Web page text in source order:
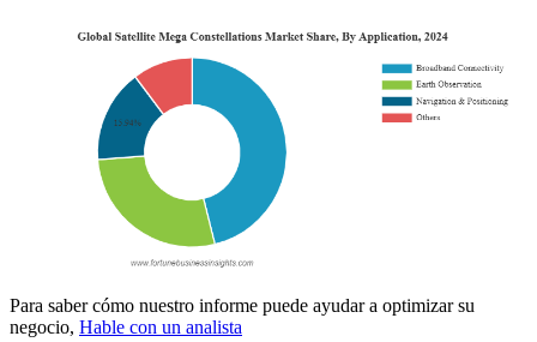
Para saber cómo nuestro informe puede ayudar a optimizar su
negocio, Hable con un analista